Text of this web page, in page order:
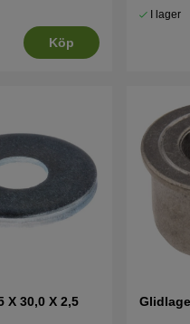
Köp
I lager
X 30,0 X 2,5